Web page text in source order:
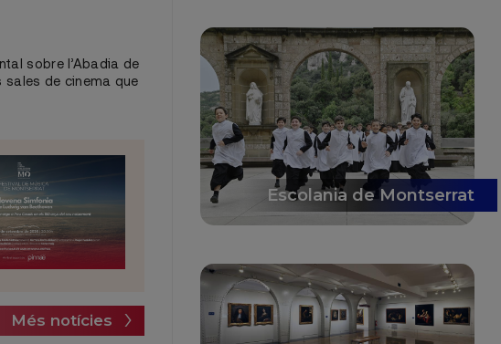
sobre l’Abadia de
de cinema que
Més notícies
Escolania de Montserrat